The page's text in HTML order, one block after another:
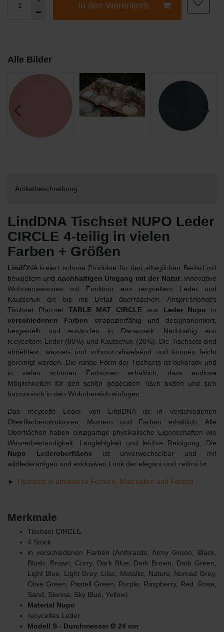
In den Warenkorb
Alle Bilder
Artikelbeschreibung
LindDNA Tischset NUPO Leder
CIRCLE 4-teilig in vielen
Farben + Größen
LindDNA kreiert schöne Produkte für den alltäglichen Bedarf mit
bewußtem und nachhaltigen Umgang mit der Natur. Innovative
Wohnaccessoires mit Funktion aus recyceltem Leder und
Kautschuk die bis ins Detail überraschen. Ansprechendes
Tischset Platzset TABLE MAT CIRCLE aus Leder Nupo in
verschiedenen Farben strapazierfähig und designorientiert,
hergestellt und entworfen in Dänemark. Nachhaltig aus
recyceltem Leder (80%) und Kautschuk (20%). Die Tischsets sind
abriebfest, wasser- und schmutzabweisend und können leicht
gereinigt werden. Die runde Form der Tischsets ist dekorativ und
in vielen schönen Farbtönen erhältlich, dass endlose
Möglichkeiten für den schön gedeckten Tisch bieten und sich
harmonisch in den Wohnbereich einfügen.
Das recycelte Leder von LindDNA ist in verschiedenen
Oberflächenstrukturen, Mustern und Farben erhältlich. Alle
Oberflächen haben einzigartige physikalische Eigenschaften wie
Wasserbeständigkeit, Langlebigkeit und leichte Reinigung. Die
Nupo Lederoberfläche ist unverwechselbar und mit
wildlederartigen und exklusiven Look der elegant und zeitlos ist.
► Tischsets in attraktiven Formen, Materialien und Farben
Merkmale
Tischset CIRCLE
4 Stück
in verschiedenen Farben (Anthracite , Army Green, Black,
Blush, Brown, Curry, Dark Blue, Dark Brown, Dark Green,
Light Blue, Light Grey, Lilac, Metallic, Nature, Nomad Grey,
Olive Green, Pastell Green, Purple, Raspberry, Red, Rose,
Sand, Sienna, Sky Blue, Yellow)
Material Nupo
recyceltes Leder
Modell S - Durchmesser Ø 24 cm